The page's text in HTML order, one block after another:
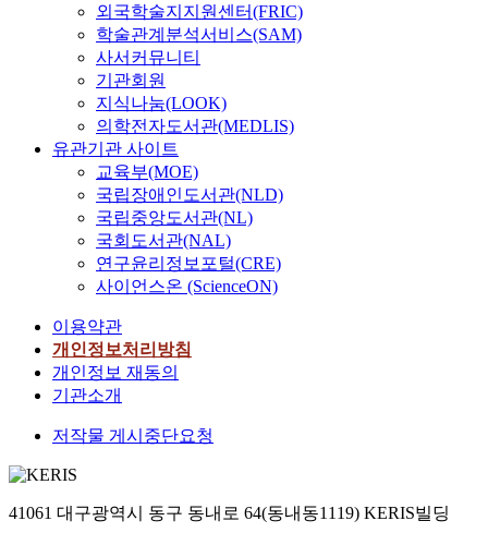
외국학술지지원센터(FRIC)
학술관계분석서비스(SAM)
사서커뮤니티
기관회원
지식나눔(LOOK)
의학전자도서관(MEDLIS)
유관기관 사이트
교육부(MOE)
국립장애인도서관(NLD)
국립중앙도서관(NL)
국회도서관(NAL)
연구윤리정보포털(CRE)
사이언스온 (ScienceON)
이용약관
개인정보처리방침
개인정보 재동의
기관소개
저작물 게시중단요청
41061 대구광역시 동구 동내로 64(동내동1119) KERIS빌딩